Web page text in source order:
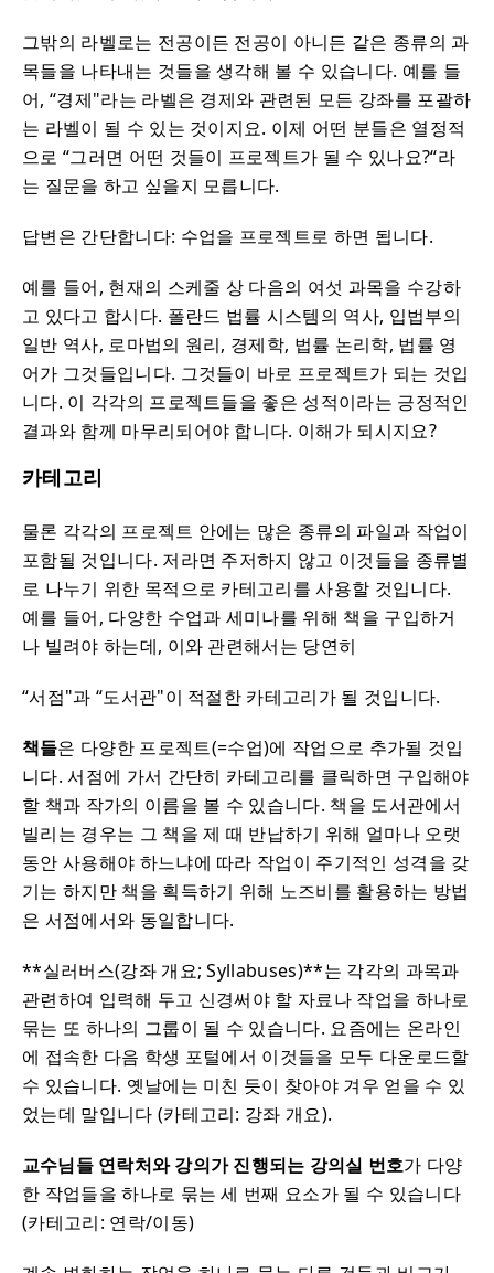
그밖의 라벨로는 전공이든 전공이 아니든 같은 종류의 과
목들을 나타내는 것들을 생각해 볼 수 있습니다. 예를 들
어, “경제"라는 라벨은 경제와 관련된 모든 강좌를 포괄하
는 라벨이 될 수 있는 것이지요. 이제 어떤 분들은 열정적
으로 “그러면 어떤 것들이 프로젝트가 될 수 있나요?“라
는 질문을 하고 싶을지 모릅니다.
답변은 간단합니다: 수업을 프로젝트로 하면 됩니다.
예를 들어, 현재의 스케줄 상 다음의 여섯 과목을 수강하
고 있다고 합시다. 폴란드 법률 시스템의 역사, 입법부의
일반 역사, 로마법의 원리, 경제학, 법률 논리학, 법률 영
어가 그것들입니다. 그것들이 바로 프로젝트가 되는 것입
니다. 이 각각의 프로젝트들을 좋은 성적이라는 긍정적인
결과와 함께 마무리되어야 합니다. 이해가 되시지요?
카테고리
물론 각각의 프로젝트 안에는 많은 종류의 파일과 작업이
포함될 것입니다. 저라면 주저하지 않고 이것들을 종류별
로 나누기 위한 목적으로 카테고리를 사용할 것입니다.
예를 들어, 다양한 수업과 세미나를 위해 책을 구입하거
나 빌려야 하는데, 이와 관련해서는 당연히
“서점"과 “도서관"이 적절한 카테고리가 될 것입니다.
책들은 다양한 프로젝트(=수업)에 작업으로 추가될 것입
니다. 서점에 가서 간단히 카테고리를 클릭하면 구입해야
할 책과 작가의 이름을 볼 수 있습니다. 책을 도서관에서
빌리는 경우는 그 책을 제 때 반납하기 위해 얼마나 오랫
동안 사용해야 하느냐에 따라 작업이 주기적인 성격을 갖
기는 하지만 책을 획득하기 위해 노즈비를 활용하는 방법
은 서점에서와 동일합니다.
**실러버스(강좌 개요; Syllabuses)**는 각각의 과목과
관련하여 입력해 두고 신경써야 할 자료나 작업을 하나로
묶는 또 하나의 그룹이 될 수 있습니다. 요즘에는 온라인
에 접속한 다음 학생 포털에서 이것들을 모두 다운로드할
수 있습니다. 옛날에는 미친 듯이 찾아야 겨우 얻을 수 있
었는데 말입니다 (카테고리: 강좌 개요).
교수님들 연락처와 강의가 진행되는 강의실 번호가 다양
한 작업들을 하나로 묶는 세 번째 요소가 될 수 있습니다
(카테고리: 연락/이동)